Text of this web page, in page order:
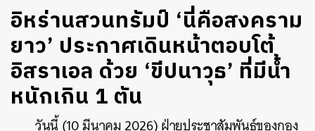
อิหร่านสวนทรัมป์ ‘นี่คือสงคราม
ยาว’ ประกาศเดินหน้าตอบโต้
อิสราเอล ด้วย ‘ขีปนาวุธ’ ที่มีน้ำ
หนักเกิน 1 ตัน
วันนี้ (10 มีนาคม 2026) ฝ่ายประชาสัมพันธ์ของกอง